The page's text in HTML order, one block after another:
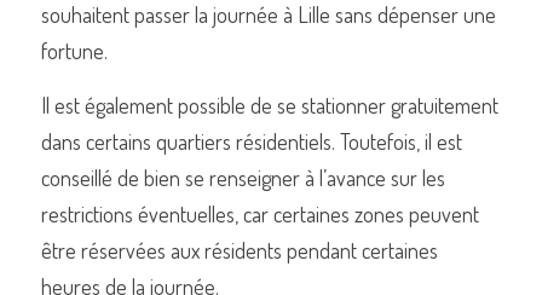
souhaitent passer la journée à Lille sans dépenser une
fortune.
Il est également possible de se stationner gratuitement
dans certains quartiers résidentiels. Toutefois, il est
conseillé de bien se renseigner à l’avance sur les
restrictions éventuelles, car certaines zones peuvent
être réservées aux résidents pendant certaines
heures de la journée.